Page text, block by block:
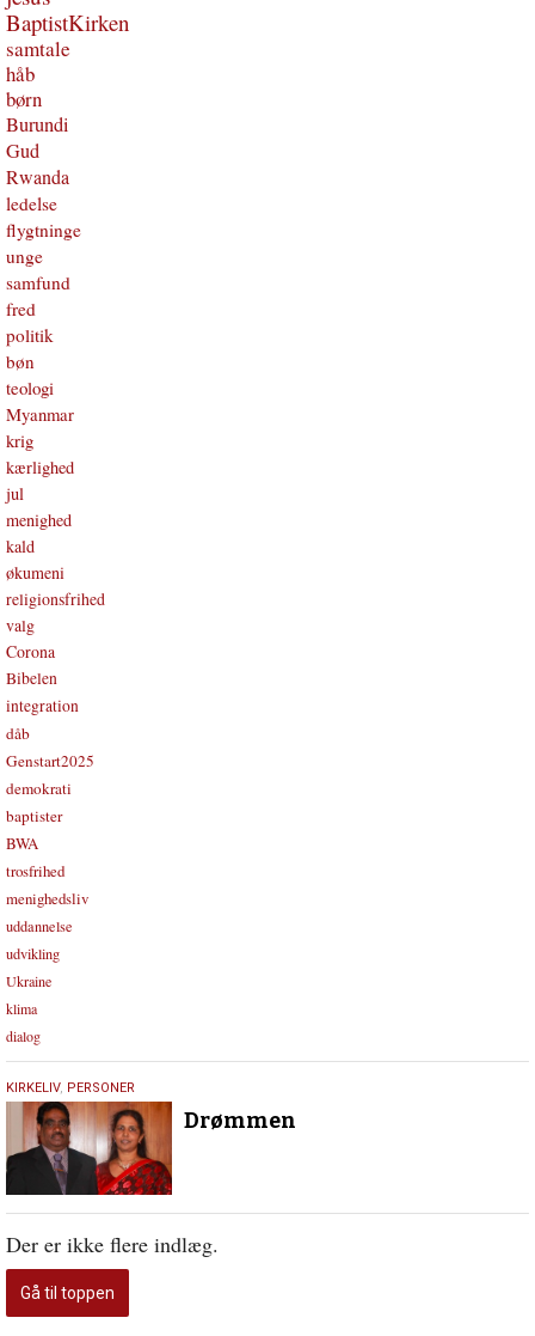
BaptistKirken
samtale
håb
børn
Burundi
Gud
Rwanda
ledelse
flygtninge
unge
samfund
fred
politik
bøn
teologi
Myanmar
krig
kærlighed
jul
menighed
kald
økumeni
religionsfrihed
valg
Corona
Bibelen
integration
dåb
Genstart2025
demokrati
baptister
BWA
trosfrihed
menighedsliv
uddannelse
udvikling
Ukraine
klima
dialog
10.
september
2019
KIRKELIV, PERSONER
Drømmen
Der er ikke flere indlæg.
Gå til toppen